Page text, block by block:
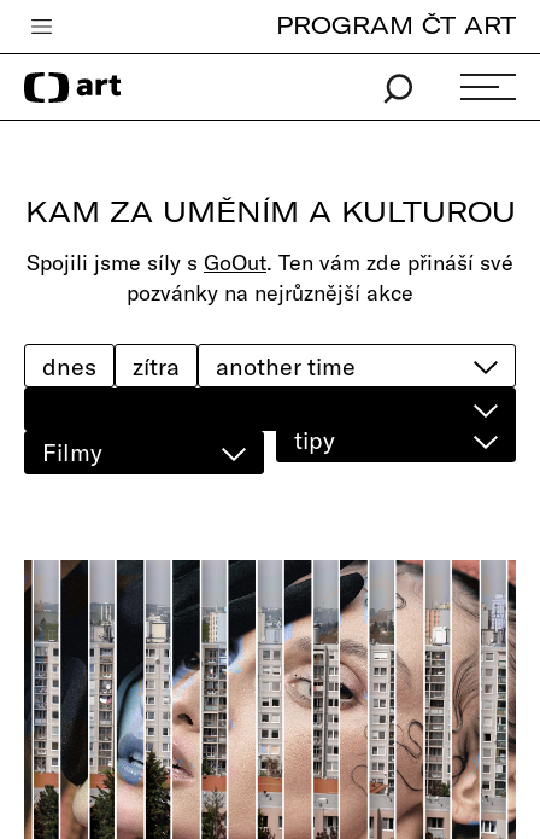
Česká televize
Zpravodajství
iVysílání
TV program
edu
PROGRAM ČT ART
KAM ZA UMĚNÍM A KULTUROU
Spojili jsme síly s GoOut. Ten vám zde přináší své
pozvánky na nejrůznější akce
Filmy
dnes zítra
tipy